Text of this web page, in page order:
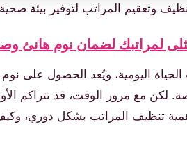
وتعقيم المراتب لتوفير بيئة صحية
لمراتبك لضمان نوم هانئ
الحياة اليومية، ويُعد الحصول على
لكن مع مرور الوقت، قد تتراكم
تنظيف المراتب بشكل دوري،